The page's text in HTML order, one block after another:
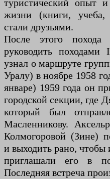
туристический опыт
жизни (книги, учеба,
стали друзьями.
После этого похода
руководить походами
узнал о маршруте
Уралу) в ноябре 1958
январе) 1959 года он
городской секции, где
который был
Масленникову.
Колмогоровой (Зине)
и выходить рано,
приглашали его в
Последняя встреча